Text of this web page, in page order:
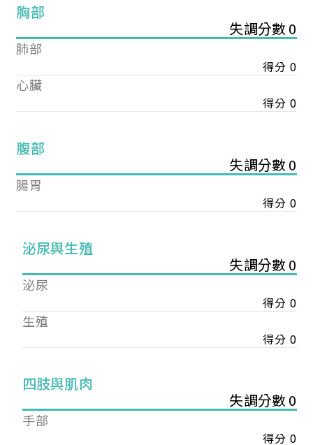
胸部
失調分數 0
肺部
得分 0
心臟
得分 0
腹部
失調分數 0
腸胃
得分 0
泌尿與生殖
失調分數 0
泌尿
得分 0
生殖
得分 0
四肢與肌肉
失調分數 0
手部
得分 0
您已成功送出會員申請
您好，您的會員申請，已成功送出，經本協會理事
會審核通過後即通知您進行繳費，繳費資訊如下